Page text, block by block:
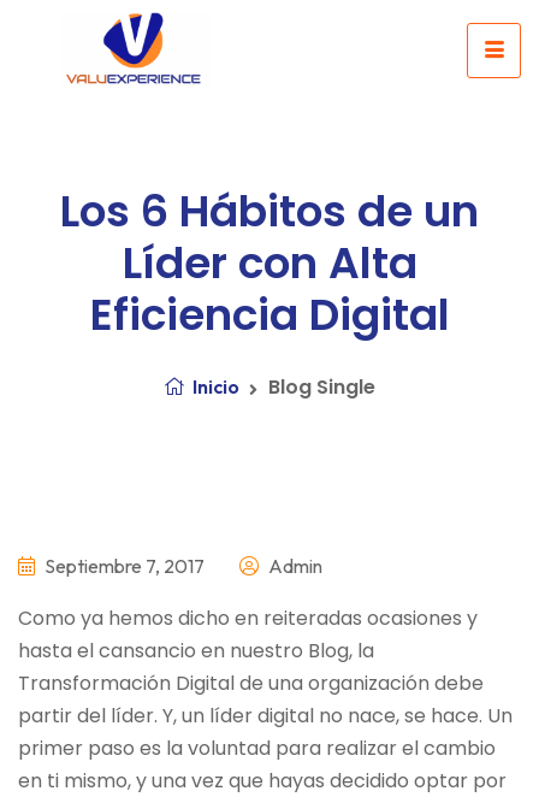
Los 6 Hábitos de un
Líder con Alta
Eficiencia Digital
Inicio Blog Single
Septiembre 7, 2017 Admin
Como ya hemos dicho en reiteradas ocasiones y
hasta el cansancio en nuestro Blog, la
Transformación Digital de una organización debe
partir del líder. Y, un líder digital no nace, se hace. Un
primer paso es la voluntad para realizar el cambio
en ti mismo, y una vez que hayas decidido optar por